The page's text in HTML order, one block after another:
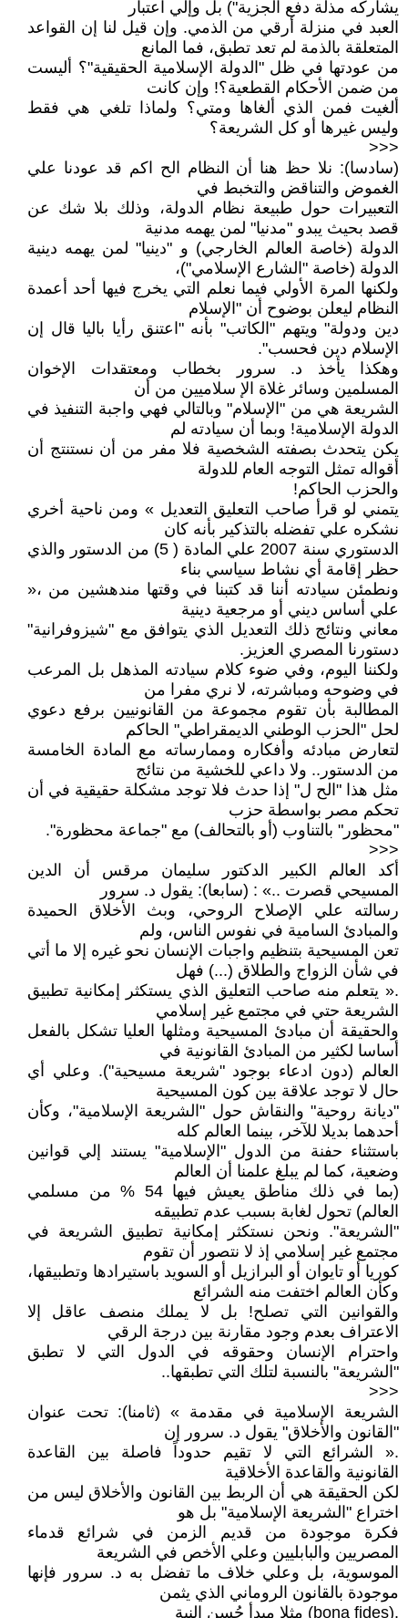
يشاركه مذلة دفع الجزية") بل وإلي اعتبار
العبد في منزلة أرقي من الذمي. وإن قيل لنا إن القواعد
المتعلقة بالذمة لم تعد تطبق، فما المانع
من عودتها في ظل "الدولة الإسلامية الحقيقية"؟ أليست
من ضمن الأحكام القطعية؟! وإن كانت
ألغيت فمن الذي ألغاها ومتي؟ ولماذا تلغي هي فقط
وليس غيرها أو كل الشريعة؟
<<<
(سادسا): نلا حظ هنا أن النظام الح اكم قد عودنا علي
الغموض والتناقض والتخبط في
التعبيرات حول طبيعة نظام الدولة، وذلك بلا شك عن
قصد بحيث يبدو "مدنيا" لمن يهمه مدنية
الدولة (خاصة العالم الخارجي) و "دينيا" لمن يهمه دينية
الدولة (خاصة "الشارع الإسلامي")،
ولكنها المرة الأولي فيما نعلم التي يخرج فيها أحد أعمدة
النظام ليعلن بوضوح أن "الإسلام
دين ودولة" ويتهم "الكاتب" بأنه "اعتنق رأيا باليا قال إن
الإسلام دين فحسب".
وهكذا يأخذ د. سرور بخطاب ومعتقدات الإخوان
المسلمين وسائر غلاة الإ سلاميين من أن
الشريعة هي من "الإسلام" وبالتالي فهي واجبة التنفيذ في
الدولة الإسلامية! وبما أن سيادته لم
يكن يتحدث بصفته الشخصية فلا مفر من أن نستنتج أن
أقواله تمثل التوجه العام للدولة
والحزب الحاكم!
يتمني لو قرأ صاحب التعليق التعديل » ومن ناحية أخري
نشكره علي تفضله بالتذكير بأنه كان
الدستوري سنة 2007 علي المادة ( 5) من الدستور والذي
حظر إقامة أي نشاط سياسي بناء
ونطمئن سيادته أننا قد كتبنا في وقتها مندهشين من ،«
علي أساس ديني أو مرجعية دينية
معاني ونتائج ذلك التعديل الذي يتوافق مع "شيزوفرانية"
دستورنا المصري العزيز.
ولكننا اليوم، وفي ضوء كلام سيادته المذهل بل المرعب
في وضوحه ومباشرته، لا نري مفرا من
المطالبة بأن تقوم مجموعة من القانونيين برفع دعوي
لحل "الحزب الوطني الديمقراطي" الحاكم
لتعارض مبادئه وأفكاره وممارساته مع المادة الخامسة
من الدستور.. ولا داعي للخشية من نتائج
مثل هذا "الح ل" إذا حدث فلا توجد مشكلة حقيقية في أن
تحكم مصر بواسطة حزب
"محظور" بالتناوب (أو بالتحالف) مع "جماعة محظورة".
<<<
أكد العالم الكبير الدكتور سليمان مرقس أن الدين
المسيحي قصرت ..» : (سابعا): يقول د. سرور
رسالته علي الإصلاح الروحي، وبث الأخلاق الحميدة
والمبادئ السامية في نفوس الناس، ولم
تعن المسيحية بتنظيم واجبات الإنسان نحو غيره إلا ما أتي
في شأن الزواج والطلاق (...) فهل
.« يتعلم منه صاحب التعليق الذي يستكثر إمكانية تطبيق
الشريعة حتي في مجتمع غير إسلامي
والحقيقة أن مبادئ المسيحية ومثلها العليا تشكل بالفعل
أساسا لكثير من المبادئ القانونية في
العالم (دون ادعاء بوجود "شريعة مسيحية"). وعلي أي
حال لا توجد علاقة بين كون المسيحية
"ديانة روحية" والنقاش حول "الشريعة الإسلامية"، وكأن
أحدهما بديلا للآخر، بينما العالم كله
باستثناء حفنة من الدول "الإسلامية" يستند إلي قوانين
وضعية، كما لم يبلغ علمنا أن العالم
(بما في ذلك مناطق يعيش فيها 54 % من مسلمي
العالم) تحول لغابة بسبب عدم تطبيقه
"الشريعة". ونحن نستكثر إمكانية تطبيق الشريعة في
مجتمع غير إسلامي إذ لا نتصور أن تقوم
كوريا أو تايوان أو البرازيل أو السويد باستيرادها وتطبيقها،
وكأن العالم اختفت منه الشرائع
والقوانين التي تصلح! بل لا يملك منصف عاقل إلا
الاعتراف بعدم وجود مقارنة بين درجة الرقي
واحترام الإنسان وحقوقه في الدول التي لا تطبق
"الشريعة" بالنسبة لتلك التي تطبقها..
<<<
الشريعة الإسلامية في مقدمة » (ثامنا): تحت عنوان
"القانون والأخلاق" يقول د. سرور إن
.« الشرائع التي لا تقيم حدوداً فاصلة بين القاعدة
القانونية والقاعدة الأخلاقية
لكن الحقيقة هي أن الربط بين القانون والأخلاق ليس من
اختراع "الشريعة الإسلامية" بل هو
فكرة موجودة من قديم الزمن في شرائع قدماء
المصريين والبابليين وعلي الأخص في الشريعة
الموسوية، بل وعلي خلاف ما تفضل به د. سرور فإنها
موجودة بالقانون الروماني الذي يثمن
.(bona fides) مثلا مبدأ حُسن النية